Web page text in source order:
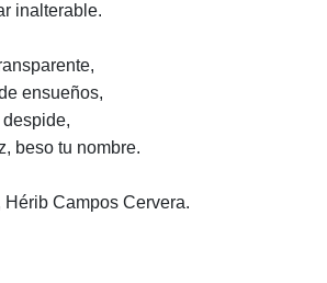
inalterable.
ensueños,
beso tu nombre.
Hérib Campos Cervera.